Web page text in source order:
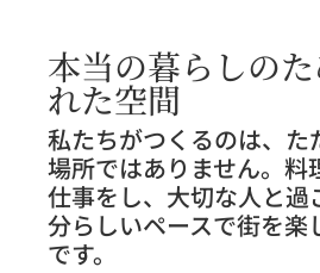
本当の暮らしの
れた空間
私たちがつくるのは、た
場所ではありません。料
仕事をし、大切な人と過
分らしいペースで街を楽
です。